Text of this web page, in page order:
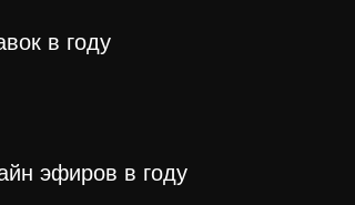
в году
эфиров в году